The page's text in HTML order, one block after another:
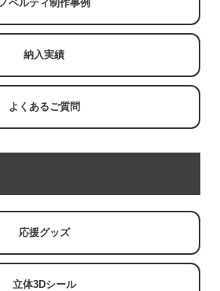
ノベルティ制作事例
納入実績
よくあるご質問
応援グッズ
立体3Dシール